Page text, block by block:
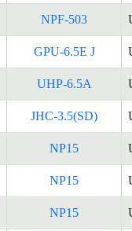
NPF-503
GPU-6.5E J
UHP-6.5A
JHC-3.5(SD)
NP15
NP15
NP15